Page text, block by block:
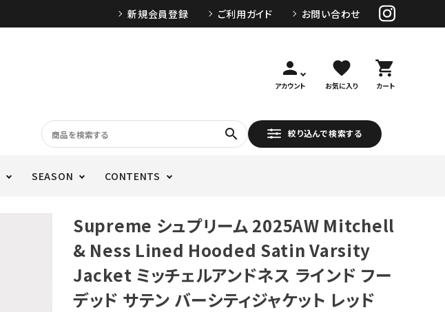
新規会員登録 ご利用ガイド お問い合わせ
person
アカウント
favorite
お気に入り
shopping_cart
カート
search 絞り込んで検索する
SEASON CONTENTS
Supreme シュプリーム 2025AW Mitchell
& Ness Lined Hooded Satin Varsity
Jacket ミッチェルアンドネス ラインド フー
デッド サテン バーシティジャケット レッド